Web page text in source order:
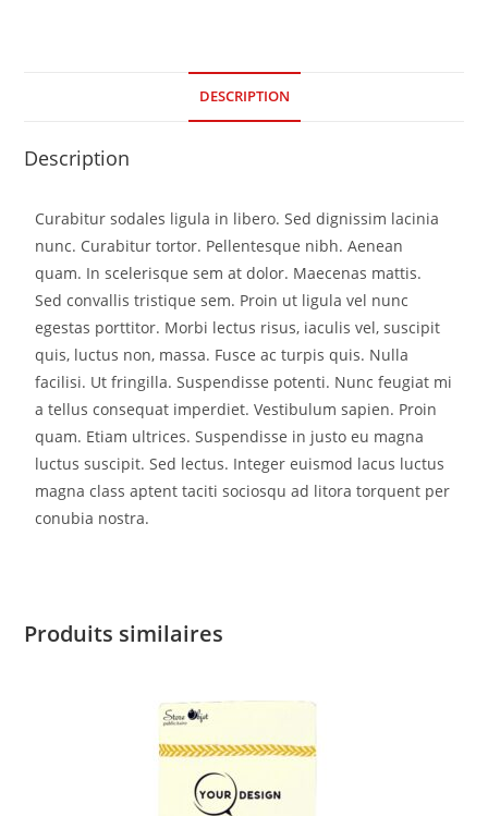
DESCRIPTION
Description
Curabitur sodales ligula in libero. Sed dignissim lacinia
nunc. Curabitur tortor. Pellentesque nibh. Aenean
quam. In scelerisque sem at dolor. Maecenas mattis.
Sed convallis tristique sem. Proin ut ligula vel nunc
egestas porttitor. Morbi lectus risus, iaculis vel, suscipit
quis, luctus non, massa. Fusce ac turpis quis. Nulla
facilisi. Ut fringilla. Suspendisse potenti. Nunc feugiat mi
a tellus consequat imperdiet. Vestibulum sapien. Proin
quam. Etiam ultrices. Suspendisse in justo eu magna
luctus suscipit. Sed lectus. Integer euismod lacus luctus
magna class aptent taciti sociosqu ad litora torquent per
conubia nostra.
Produits similaires